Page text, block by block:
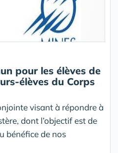
pour les élèves de
élèves du Corps
visant à répondre à
dont l’objectif est de
bénéfice de nos